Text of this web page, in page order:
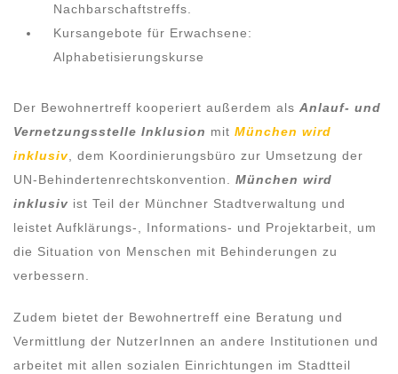
Nachbarschaftstreffs.
Kursangebote für Erwachsene:
Alphabetisierungskurse
Der Bewohnertreff kooperiert außerdem als Anlauf- und
Vernetzungsstelle Inklusion mit München wird
inklusiv , dem Koordinierungsbüro zur Umsetzung der
UN-Behindertenrechtskonvention.
München wird
inklusiv ist Teil der Münchner Stadtverwaltung und
leistet Aufklärungs-, Informations- und Projektarbeit, um
die Situation von Menschen mit Behinderungen zu
verbessern.
Zudem bietet der Bewohnertreff eine Beratung und
Vermittlung der NutzerInnen an andere Institutionen und
arbeitet mit allen sozialen Einrichtungen im Stadtteil